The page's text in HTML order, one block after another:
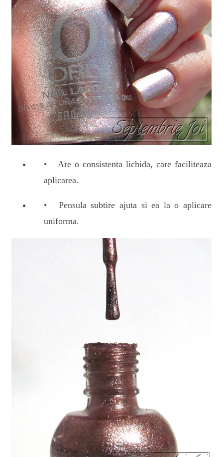
Are o consistenta lichida, care faciliteaza
aplicarea.
Pensula subtire ajuta si ea la o aplicare
uniforma.